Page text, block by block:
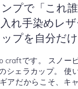
プで「これ
れ手染めレ
プを自分だ
craftです。 スノー
シェラカップ。 使
アだからこそ、キ